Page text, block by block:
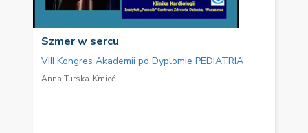
Szmer w sercu
VIII Kongres Akademii po Dyplomie PEDIATRIA
Anna Turska-Kmieć